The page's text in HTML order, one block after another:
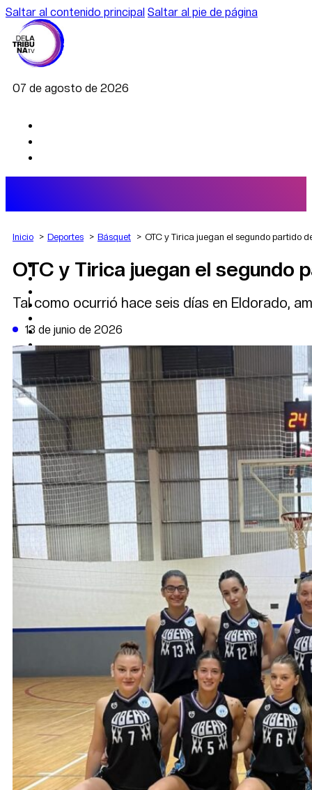
Saltar al contenido principal Saltar al pie de página
07 de agosto de 2026
AGRO
DEPORTES
POLÍTICA
DATA FIRME
DE LA TRIBUNA TV
Inicio Deportes Básquet OTC y Tirica juegan el segundo partido
OTC y Tirica juegan el segundo
Tal como ocurrió hace seis días en Eldorado,
13 de junio de 2026